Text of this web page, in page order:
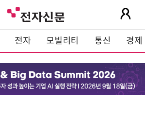
전자 모빌리티 통신 경제